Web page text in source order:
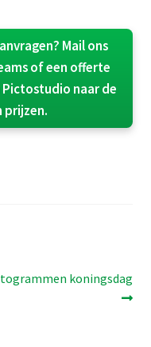
Mail ons
of een offerte
naar de
prijzen.
koningsdag